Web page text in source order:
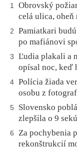
1
Obrovský
celá ulica,
2
Pamiatkari
po mafiánovi
3
Ľudia plakali a
opísal noc, keď
4 Polícia žiada
osobu z
5
Slovensko
zlepšila o 9
6
Za pochybenia
rekonštrukcií